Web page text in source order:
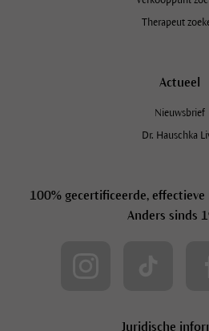
Therapeut
Actueel
Nieuwsbrief
Dr. Hauschka
100% gecertificeerde,
Anders sinds
Juridische